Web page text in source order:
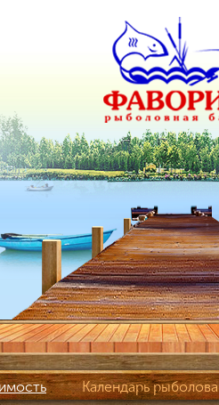
Календарь рыболова